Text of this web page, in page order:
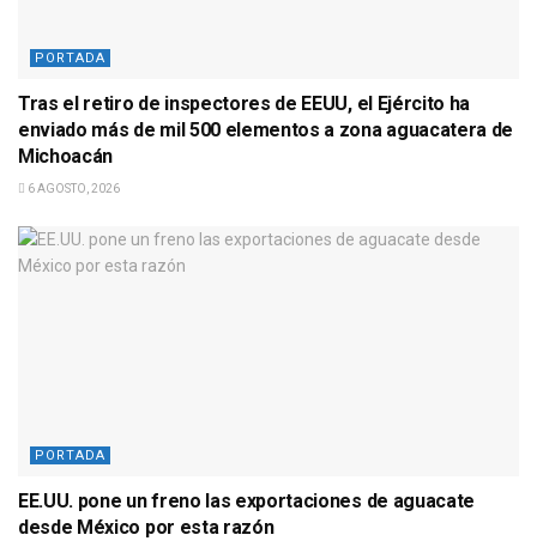
PORTADA
Tras el retiro de inspectores de EEUU, el Ejército ha
enviado más de mil 500 elementos a zona aguacatera de
Michoacán
6 AGOSTO, 2026
PORTADA
EE.UU. pone un freno las exportaciones de aguacate
desde México por esta razón